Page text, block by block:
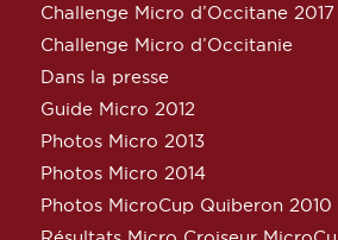
Challenge Micro d’Occitane 2017
Challenge Micro d’Occitanie
Dans la presse
Guide Micro 2012
Photos Micro 2013
Photos Micro 2014
Photos MicroCup Quiberon 2010